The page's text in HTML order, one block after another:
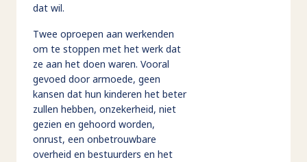
dat wil.
Twee oproepen aan werkenden
om te stoppen met het werk dat
ze aan het doen waren. Vooral
gevoed door armoede, geen
kansen dat hun kinderen het beter
zullen hebben, onzekerheid, niet
gezien en gehoord worden,
onrust, een onbetrouwbare
overheid en bestuurders en het